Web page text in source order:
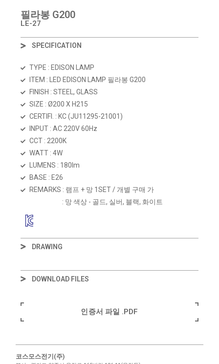
필라봉 G200
LE-27
SPECIFICATION
TYPE : EDISON LAMP
ITEM : LED EDISON LAMP 필라봉 G200
FINISH : STEEL, GLASS
SIZE : Ø200 X H215
CERTIFI. : KC (JU11295-21001)
INPUT : AC 220V 60Hz
CCT : 2200K
WATT : 4W
LUMENS : 180lm
BASE : E26
REMARKS : 램프 + 망 1SET / 개별 구매 가 ​
: 망 색상 - 골드, 실버, 블랙, 화이트
DRAWING
DOWNLOAD FILES
인증서 파일 .PDF
코스모스전기(주)